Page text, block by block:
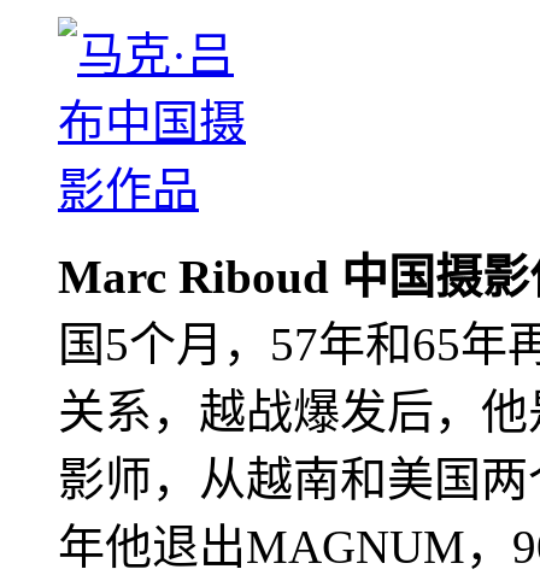
Marc Riboud 中国摄
国5个月，57年和65年
关系，越战爆发后，
影师，从越南和美国
年他退出MAGNUM，